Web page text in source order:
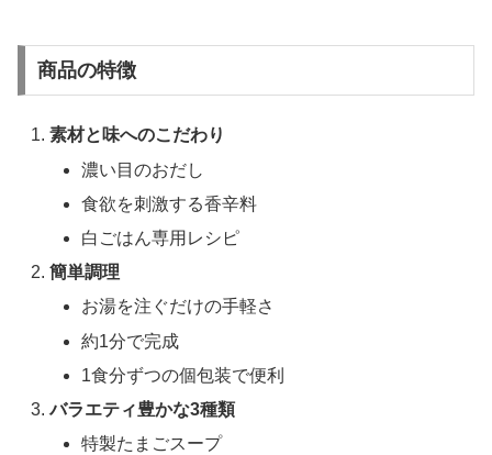
商品の特徴
素材と味へのこだわり
濃い目のおだし
食欲を刺激する香辛料
白ごはん専用レシピ
簡単調理
お湯を注ぐだけの手軽さ
約1分で完成
1食分ずつの個包装で便利
バラエティ豊かな3種類
特製たまごスープ